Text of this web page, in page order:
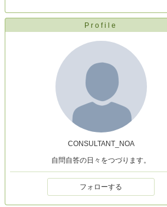
Profile
CONSULTANT_NOA
自問自答の日々をつづります。
フォローする